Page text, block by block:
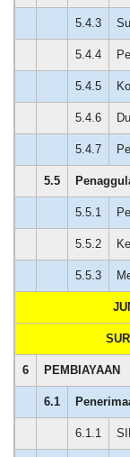
5.4.3
5.4.4
5.4.5
5.4.6
5.4.7
5.5
5.5.1
5.5.2
5.5.3
6 PEMBIAYAAN
6.1
6.1.1
20
d
lagi
.......